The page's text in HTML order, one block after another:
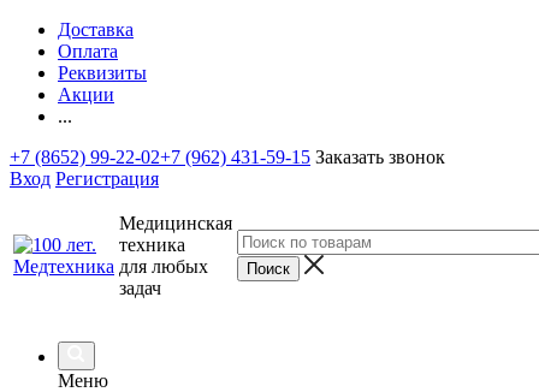
Доставка
Оплата
Реквизиты
Акции
...
+7 (8652) 99-22-02+7 (962) 431-59-15 Заказать звонок
Вход Регистрация
Медицинская
техника
для любых
задач
Меню